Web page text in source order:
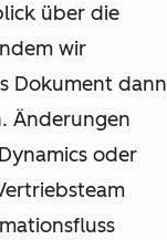
über die
wir
Dokument dann
Änderungen
oder